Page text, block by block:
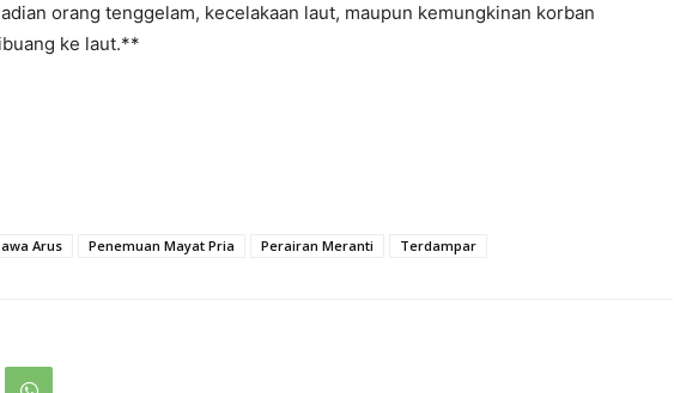
orang tenggelam, kecelakaan laut, maupun kemungkinan korban
ke laut.**
Arus Penemuan Mayat Pria Perairan Meranti Terdampar